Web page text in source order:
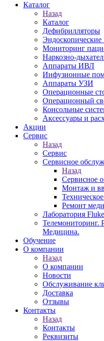
Каталог
Назад
Каталог
Дефибрилляторы
Мониторинг
Наркозно-
Аппараты ИВЛ
Инфузионные
Аппараты УЗИ
Операционные
Операционный
Консольные
Аксессуары и
Акции
Сервис
Назад
Сервис
Сервисное
Назад
Сервисное
Монтаж и
Ремонт
Лаборатория
Телемониторинг.
Медицина.
Обучение
О компании
Назад
О компании
Новости
Обслуживание
Доставка
Отзывы
Контакты
Назад
Контакты
Реквизиты